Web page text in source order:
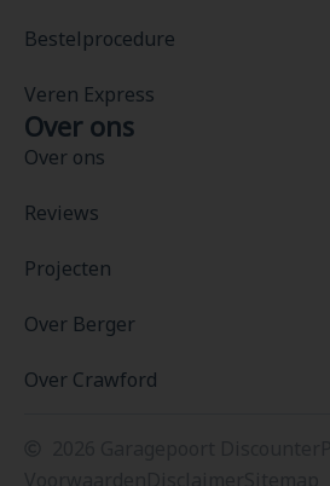
Bestelprocedure
Veren Express
Over ons
Over ons
Reviews
Projecten
Over Berger
Over Crawford